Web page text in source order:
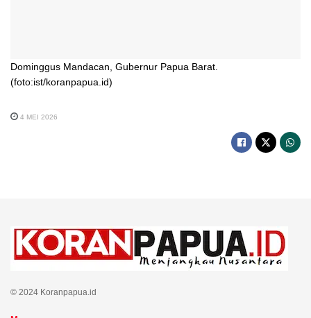
Dominggus Mandacan, Gubernur Papua Barat.
(foto:ist/koranpapua.id)
4 MEI 2026
© 2024 Koranpapua.id